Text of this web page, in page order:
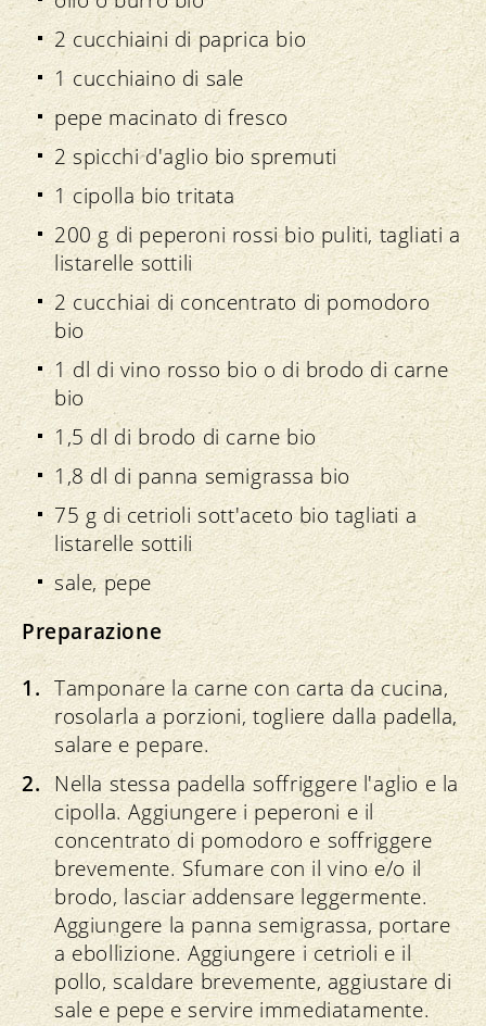
2 cucchiaini di paprica bio
1 cucchiaino di sale
pepe macinato di fresco
2 spicchi d'aglio bio spremuti
1 cipolla bio tritata
200 g di peperoni rossi bio puliti, tagliati a
listarelle sottili
2 cucchiai di concentrato di pomodoro
bio
1 dl di vino rosso bio o di brodo di carne
bio
1,5 dl di brodo di carne bio
1,8 dl di panna semigrassa bio
75 g di cetrioli sott'aceto bio tagliati a
listarelle sottili
sale, pepe
Preparazione
Tamponare la carne con carta da cucina,
rosolarla a porzioni, togliere dalla padella,
salare e pepare.
Nella stessa padella soffriggere l'aglio e la
cipolla. Aggiungere i peperoni e il
concentrato di pomodoro e soffriggere
brevemente. Sfumare con il vino e/o il
brodo, lasciar addensare leggermente.
Aggiungere la panna semigrassa, portare
a ebollizione. Aggiungere i cetrioli e il
pollo, scaldare brevemente, aggiustare di
sale e pepe e servire immediatamente.